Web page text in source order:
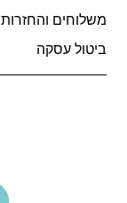
משלוחים והחזרות
ביטול עסקה